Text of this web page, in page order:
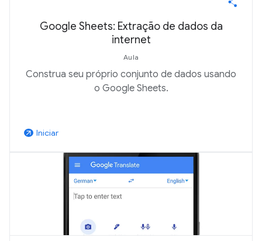
Google Sheets: Extração de dados da
internet
Aula
Construa seu próprio conjunto de dados usando
o Google Sheets.
arrow_outward Iniciar